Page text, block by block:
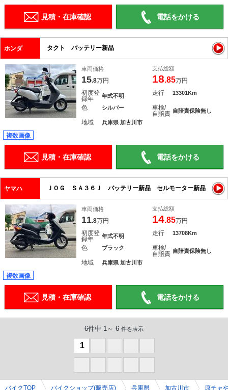
見積・在庫確認 電話をかける
ホンダ タクト バッテリー新品
車両価格
15.8万円
支払総額
18.85万円
初度登
録年
年式不明 走行 13301Km
色 シルバー
車検/
自賠責 自賠責保険無し
地域 兵庫県 加古川市
複数画像
見積・在庫確認 電話をかける
ヤマハ ＪＯＧ ＳＡ３６Ｊ バッテリー新品 セルモーター新品
車両価格
11.8万円
支払総額
14.85万円
初度登
録年
年式不明 走行 13708Km
色 ブラック
車検/
自賠責 自賠責保険無し
地域 兵庫県 加古川市
複数画像
見積・在庫確認 電話をかける
6件中 1～ 6 件を表示
1
バイクTOP バイクショップ(販売店) 兵庫県 加古川市 原チャ